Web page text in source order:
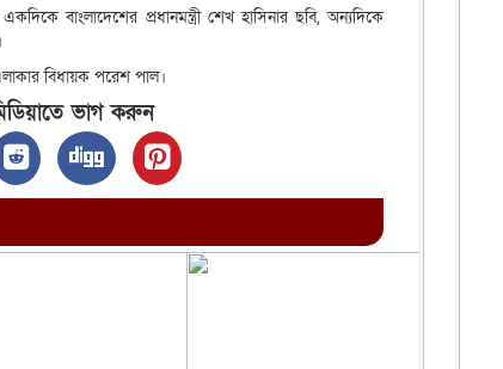
বাংলাদেশের প্রধানমন্ত্রী শেখ হাসিনার ছবি, অন্যদিকে
বিধায়ক পরেশ পাল।
ভাগ করুন